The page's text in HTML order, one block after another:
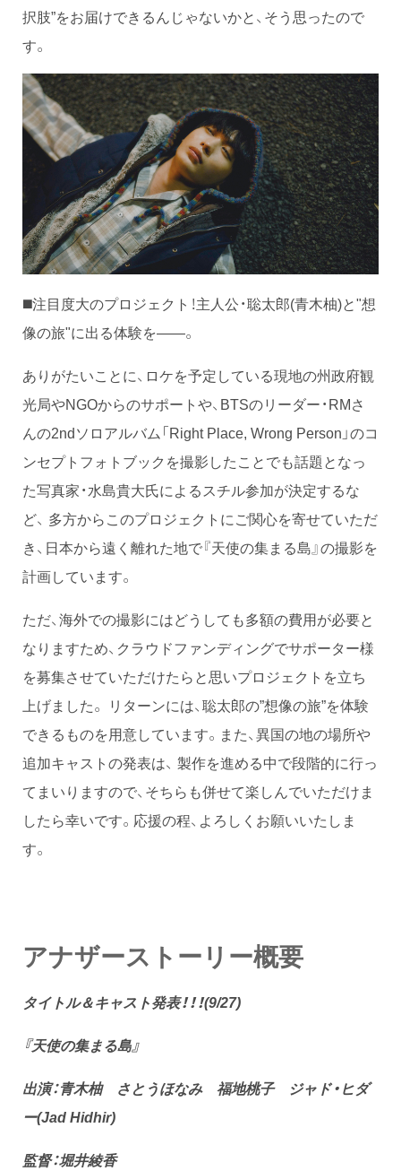
択肢”をお届けできるんじゃないかと、そう思ったので
す。
◼️注目度大のプロジェクト！主人公・聡太郎(青木柚)と"想
像の旅"に出る体験を——。
ありがたいことに、ロケを予定している現地の州政府観
光局やNGOからのサポートや、BTSのリーダー・RMさ
んの2ndソロアルバム「Right Place, Wrong Person」のコ
ンセプトフォトブックを撮影したことでも話題となっ
た写真家・水島貴大氏によるスチル参加が決定するな
ど、 多方からこのプロジェクトにご関心を寄せていただ
き、日本から遠く離れた地で『天使の集まる島』の撮影を
計画しています。
ただ、海外での撮影にはどうしても多額の費用が必要と
なりますため、クラウドファンディングでサポーター様
を募集させていただけたらと思いプロジェクトを立ち
上げました。 リターンには、聡太郎の”想像の旅”を体験
できるものを用意しています。また、異国の地の場所や
追加キャストの発表は、 製作を進める中で段階的に行っ
てまいりますので、そちらも併せて楽しんでいただけま
したら幸いです。応援の程、よろしくお願いいたしま
す。
アナザーストーリー概要
タイトル＆キャスト発表！！！(9/27)
『天使の集まる島』
出演：青木柚 さとうほなみ 福地桃子 ジャド・ヒダ
ー(Jad Hidhir)
監督：堀井綾香